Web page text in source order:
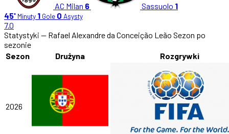
AC Milan 6 Sassuolo 1
45' Minuty 1 Gole 0 Asysty
7.0
Statystyki — Rafael Alexandre da Conceição Leão Sezon po
sezonie
Sezon
Drużyna Rozgrywki
2026